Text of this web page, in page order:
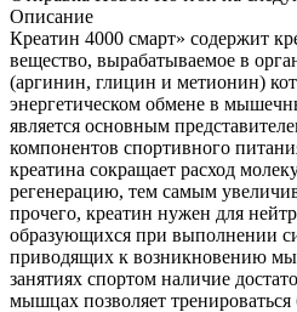
Описание
Креатин 4000 смарт» содержит
вещество, вырабатываемое в
(аргинин, глицин и метионин)
энергетическом обмене в
является основным
компонентов спортивного
креатина сокращает расход
регенерацию, тем самым
прочего, креатин нужен для
образующихся при выполнении
приводящих к возникновению
занятиях спортом наличие
мышцах позволяет